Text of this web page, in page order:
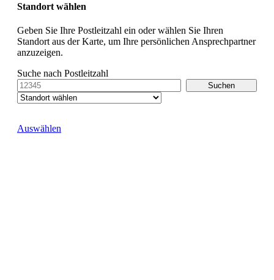
Standort wählen
Geben Sie Ihre Postleitzahl ein oder wählen Sie Ihren
Standort aus der Karte, um Ihre persönlichen Ansprechpartner
anzuzeigen.
Suche nach Postleitzahl
Auswählen